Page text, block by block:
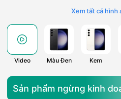
Xem tất cả hình
Video Màu Đen Kem
Sản phẩm ngừng kinh